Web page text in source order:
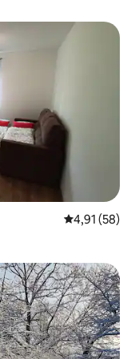
Gemiddelde
4,91 (58)